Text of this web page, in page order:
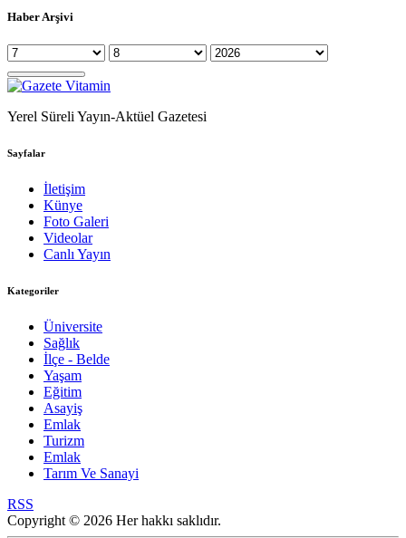
Haber Arşivi
Yerel Süreli Yayın-Aktüel Gazetesi
Sayfalar
İletişim
Künye
Foto Galeri
Videolar
Canlı Yayın
Kategoriler
Üniversite
Sağlık
İlçe - Belde
Yaşam
Eğitim
Asayiş
Emlak
Turizm
Emlak
Tarım Ve Sanayi
RSS
Copyright © 2026 Her hakkı saklıdır.